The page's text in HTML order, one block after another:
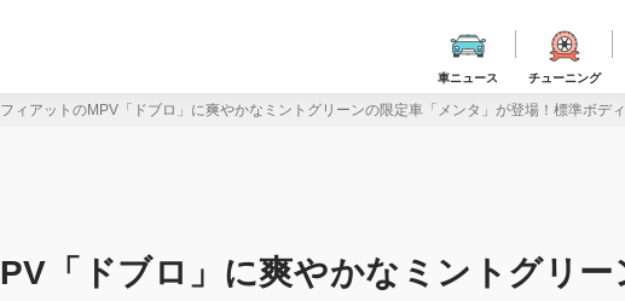
車ニュース チューニング
フィアットのMPV「ドブロ」に爽やかなミントグリーンの限定車「メンタ」が登場！標準ボデ
「ドブロ」に爽やかなミントグリー